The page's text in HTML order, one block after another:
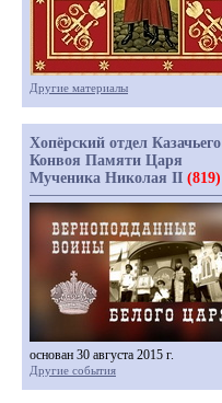
Другие материалы
Хопёрский отдел Казачьего
Конвоя Памяти Царя
Мученика Николая II (819)
основан 30 августа 2015 г.
Другие события